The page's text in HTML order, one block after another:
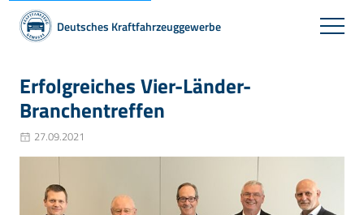
Deutsches Kraftfahrzeuggewerbe
Erfolgreiches Vier-Länder-
Branchentreffen
27.09.2021